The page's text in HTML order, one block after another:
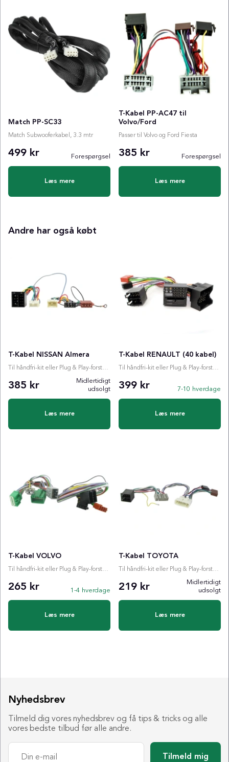
Match PP-SC33
Match Subwooferkabel, 3.3 mtr
499 kr Forespørgsel
Læs mere
T-Kabel PP-AC47 til
Volvo/Ford
Passer til Volvo og Ford Fiesta
385 kr Forespørgsel
Læs mere
Andre har også købt
T-Kabel NISSAN Almera
Til håndfri-kit eller Plug & Play-forstærker
385 kr
Midlertidigt
udsolgt
Læs mere
T-Kabel RENAULT (40 kabel)
Til håndfri-kit eller Plug & Play-forstærker
399 kr 7-10 hverdage
Læs mere
T-Kabel VOLVO
Til håndfri-kit eller Plug & Play-forstærker
265 kr 1-4 hverdage
Læs mere
T-Kabel TOYOTA
Til håndfri-kit eller Plug & Play-forstærker
219 kr
Midlertidigt
udsolgt
Læs mere
Nyhedsbrev
Tilmeld dig vores nyhedsbrev og få tips & tricks og alle
vores bedste tilbud før alle andre.
Tilmeld mig